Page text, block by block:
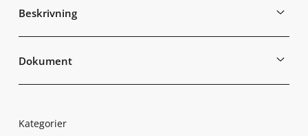
Beskrivning
Dokument
Kategorier